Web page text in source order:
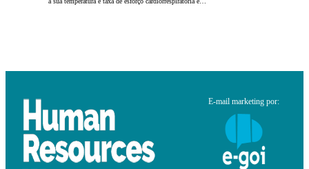
E-mail marketing por: